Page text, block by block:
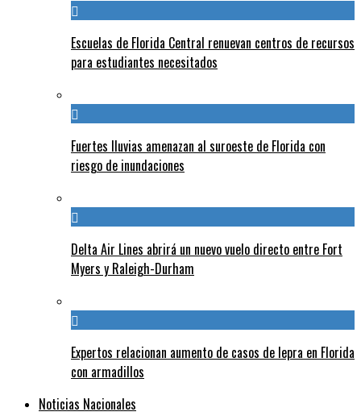
Escuelas de Florida Central renuevan centros de recursos
para estudiantes necesitados
Fuertes lluvias amenazan al suroeste de Florida con
riesgo de inundaciones
Delta Air Lines abrirá un nuevo vuelo directo entre Fort
Myers y Raleigh-Durham
Expertos relacionan aumento de casos de lepra en Florida
con armadillos
Noticias Nacionales